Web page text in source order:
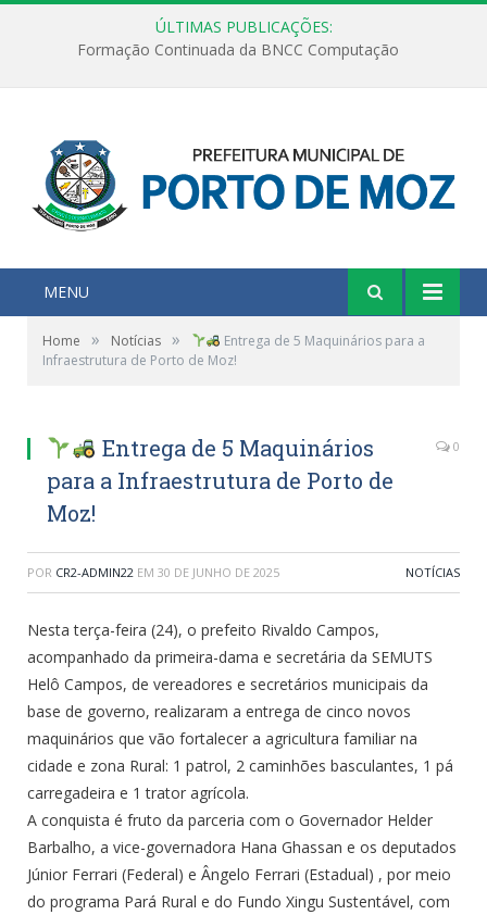
ÚLTIMAS PUBLICAÇÕES:
Formação Continuada da BNCC Computação
MENU
Home » Notícias »
Entrega de 5 Maquinários para a
Infraestrutura de Porto de Moz!
Entrega de 5 Maquinários
para a Infraestrutura de Porto de
Moz!
0
POR CR2-ADMIN22 EM 30 DE JUNHO DE 2025 NOTÍCIAS
Nesta terça-feira (24), o prefeito Rivaldo Campos,
acompanhado da primeira-dama e secretária da SEMUTS
Helô Campos, de vereadores e secretários municipais da
base de governo, realizaram a entrega de cinco novos
maquinários que vão fortalecer a agricultura familiar na
cidade e zona Rural: 1 patrol, 2 caminhões basculantes, 1 pá
carregadeira e 1 trator agrícola.
A conquista é fruto da parceria com o Governador Helder
Barbalho, a vice-governadora Hana Ghassan e os deputados
Júnior Ferrari (Federal) e Ângelo Ferrari (Estadual) , por meio
do programa Pará Rural e do Fundo Xingu Sustentável, com